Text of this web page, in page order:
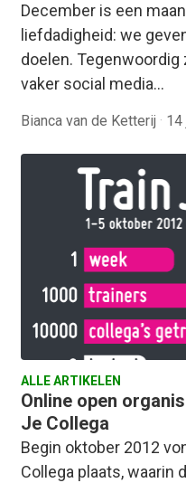
December is een
liefdadigheid: we
doelen.
vaker social media…
Bianca van de Ketterij · 14
ALLE ARTIKELEN
Online open
Je Collega
Begin oktober 2012
Collega plaats, waarin